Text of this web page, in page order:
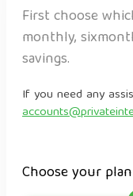
First choose
monthly,
savings.
If you need any
Choose your plan